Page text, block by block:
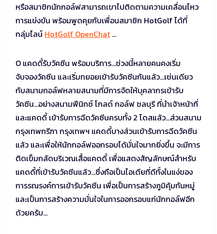
หรือสมาชิกนักกอล์ฟสามารถเขาไปติดตามความเคลื่อนไหว
การแข่งขัน พร้อมพูดคุยกับเพื่อนสมาชิก HotGolf ได้ที่
กลุ่มไลน์ HotGolf OpenChat …
O แคดดี้รับวัคซีน พร้อมบริการ…ช่วงนี้หลายคนคงเริ่ม
จับจองวัคซีน และเริ่มทยอยเข้ารับวัคซีนกันแล้ว…เช่นเดียว
กับสนามกอล์ฟหลายสนามที่มีการจัดให้บุคลากรเข้ารับ
วัคซีน…อย่างสนามฟีนิกซ์ โกลด์ กอล์ฟ ชลบุรี ที่นำเจ้าหน้าที่
และแคดดี้ เข้ารับการฉีดวัคซีนครบทั้ง 2 โดสแล้ว…ส่วนสนาม
กรุงเทพกรีฑา กรุงเทพฯ แคดดี้บางส่วนเข้ารับการฉีดวัคซีน
แล้ว และเพื่อให้นักกอล์ฟออกรอบได้มั่นใจมากยิ่งขึ้น จะมีการ
ติดเข็มกลัดบริเวณเสื้อแคดดี้ เพื่อแสดงสัญลักษณ์สำหรับ
แคดดี้ที่เข้ารับวัคซีนแล้ว…ซึ่งถือเป็นไอเดียที่ดีทั้งในแง่ของ
การรณรงค์การเข้ารับวัคซีน เพื่อเป็นการสร้างภูมิคุ้มกันหมู่
และเป็นการสร้างความมั่นใจในการออกรอบแก่นักกอล์ฟอีก
ด้วยครับ…